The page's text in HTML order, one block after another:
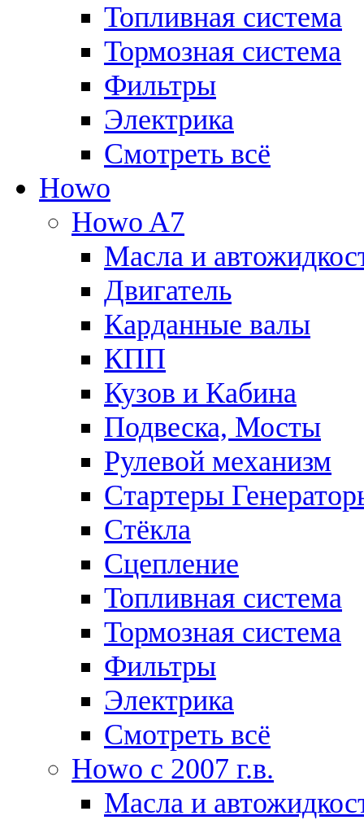
Топливная система
Тормозная система
Фильтры
Электрика
Смотреть всё
Howo
Howo A7
Масла и
Двигатель
Карданные валы
КПП
Кузов и Кабина
Подвеска, Мосты
Рулевой механизм
Стартеры
Стёкла
Сцепление
Топливная система
Тормозная система
Фильтры
Электрика
Смотреть всё
Howo c 2007 г.в.
Масла и